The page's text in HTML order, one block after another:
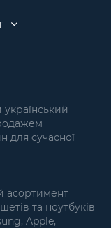
український
для сучасної
асортимент
та ноутбуків
Apple,